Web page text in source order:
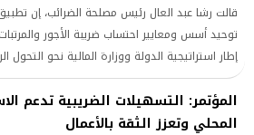
قالت رشا عبد العال رئيس مصلحة الضرائب، إن
توحيد أسس ومعايير احتساب ضريبة الأجور
إطار استراتيجية الدولة ووزارة المالية نحو التحول
والميكنة الشاملة للنظام الضريبي،
المؤتمر: التسهيلات الضريبية تدعم
المحلي وتعزز الثقة بالأعمال